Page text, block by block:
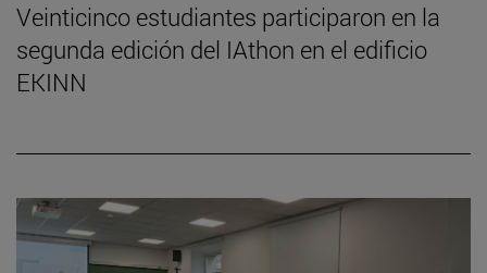
Veinticinco estudiantes participaron en la
segunda edición del IAthon en el edificio
EKINN